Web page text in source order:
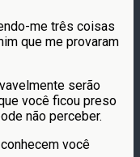
me três coisas
que me provaram
serão
você ficou preso
não perceber.
você